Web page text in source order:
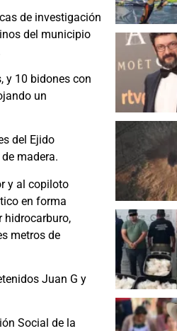
de investigación
del municipio
y 10 bidones con
un
del Ejido
madera.
y al copiloto
en forma
hidrocarburo,
metros de
Juan G y
Social de la